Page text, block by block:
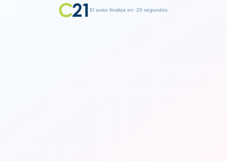
El aviso finaliza en: 19 segundos.